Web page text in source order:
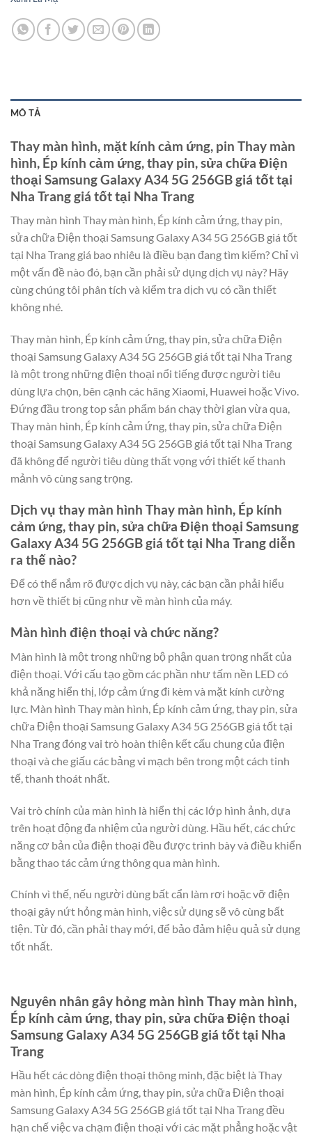
MÔ TẢ
Thay màn hình, mặt kính cảm ứng, pin Thay màn
hình, Ép kính cảm ứng, thay pin, sửa chữa Điện
thoại Samsung Galaxy A34 5G 256GB giá tốt tại
Nha Trang giá tốt tại Nha Trang
Thay màn hình Thay màn hình, Ép kính cảm ứng, thay pin,
sửa chữa Điện thoại Samsung Galaxy A34 5G 256GB giá tốt
tại Nha Trang giá bao nhiêu là điều bạn đang tìm kiếm? Chỉ vì
một vấn đề nào đó, bạn cần phải sử dụng dịch vụ này? Hãy
cùng chúng tôi phân tích và kiểm tra dịch vụ có cần thiết
không nhé.
Thay màn hình, Ép kính cảm ứng, thay pin, sửa chữa Điện
thoại Samsung Galaxy A34 5G 256GB giá tốt tại Nha Trang
là một trong những điện thoại nổi tiếng được người tiêu
dùng lựa chọn, bên cạnh các hãng Xiaomi, Huawei hoặc Vivo.
Đứng đầu trong top sản phẩm bán chạy thời gian vừa qua,
Thay màn hình, Ép kính cảm ứng, thay pin, sửa chữa Điện
thoại Samsung Galaxy A34 5G 256GB giá tốt tại Nha Trang
đã không để người tiêu dùng thất vọng với thiết kế thanh
mảnh vô cùng sang trọng.
Dịch vụ thay màn hình Thay màn hình, Ép kính
cảm ứng, thay pin, sửa chữa Điện thoại Samsung
Galaxy A34 5G 256GB giá tốt tại Nha Trang diễn
ra thế nào?
Để có thể nắm rõ được dịch vụ này, các bạn cần phải hiểu
hơn về thiết bị cũng như về màn hình của máy.
Màn hình điện thoại và chức năng?
Màn hình là một trong những bộ phận quan trọng nhất của
điện thoại. Với cấu tạo gồm các phần như tấm nền LED có
khả năng hiển thị, lớp cảm ứng đi kèm và mặt kính cường
lực. Màn hình Thay màn hình, Ép kính cảm ứng, thay pin, sửa
chữa Điện thoại Samsung Galaxy A34 5G 256GB giá tốt tại
Nha Trang đóng vai trò hoàn thiện kết cấu chung của điện
thoại và che giấu các bảng vi mạch bên trong một cách tinh
tế, thanh thoát nhất.
Vai trò chính của màn hình là hiển thị các lớp hình ảnh, dựa
trên hoạt động đa nhiệm của người dùng. Hầu hết, các chức
năng cơ bản của điện thoại đều được trình bày và điều khiển
bằng thao tác cảm ứng thông qua màn hình.
Chính vì thế, nếu người dùng bất cẩn làm rơi hoặc vỡ điện
thoại gây nứt hỏng màn hình, việc sử dụng sẽ vô cùng bất
tiện. Từ đó, cần phải thay mới, để bảo đảm hiệu quả sử dụng
tốt nhất.
Nguyên nhân gây hỏng màn hình Thay màn hình,
Ép kính cảm ứng, thay pin, sửa chữa Điện thoại
Samsung Galaxy A34 5G 256GB giá tốt tại Nha
Trang
Hầu hết các dòng điện thoại thông minh, đặc biệt là Thay
màn hình, Ép kính cảm ứng, thay pin, sửa chữa Điện thoại
Samsung Galaxy A34 5G 256GB giá tốt tại Nha Trang đều
hạn chế việc va chạm điện thoại với các mặt phẳng hoặc vật